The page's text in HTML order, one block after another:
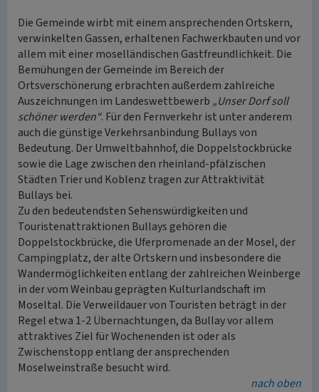
Die Gemeinde wirbt mit einem ansprechenden Ortskern,
verwinkelten Gassen, erhaltenen Fachwerkbauten und vor
allem mit einer moselländischen Gastfreundlichkeit. Die
Bemühungen der Gemeinde im Bereich der
Ortsverschönerung erbrachten außerdem zahlreiche
Auszeichnungen im Landeswettbewerb „Unser Dorf soll
schöner werden“. Für den Fernverkehr ist unter anderem
auch die günstige Verkehrsanbindung Bullays von
Bedeutung. Der Umweltbahnhof, die Doppelstockbrücke
sowie die Lage zwischen den rheinland-pfälzischen
Städten Trier und Koblenz tragen zur Attraktivität
Bullays bei.
Zu den bedeutendsten Sehenswürdigkeiten und
Touristenattraktionen Bullays gehören die
Doppelstockbrücke, die Uferpromenade an der Mosel, der
Campingplatz, der alte Ortskern und insbesondere die
Wandermöglichkeiten entlang der zahlreichen Weinberge
in der vom Weinbau geprägten Kulturlandschaft im
Moseltal. Die Verweildauer von Touristen beträgt in der
Regel etwa 1-2 Übernachtungen, da Bullay vor allem
attraktives Ziel für Wochenenden ist oder als
Zwischenstopp entlang der ansprechenden
Moselweinstraße besucht wird.
nach oben